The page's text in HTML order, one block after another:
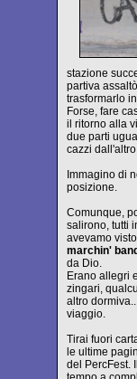
stazione
partiva
trasformarlo
Forse, fare
il ritorno alla
due parti
cazzi
Immagino di
posizione.
Comunque,
salirono, tutti
avevamo
marchin'
da Dio.
Erano allegri
zingari,
altro
viaggio.
Tirai fuori
le ultime
del PercFest.